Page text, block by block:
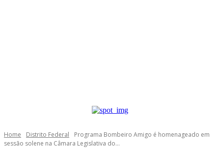
Home Distrito Federal
Programa Bombeiro Amigo é homenageado em
sessão solene na Câmara Legislativa do...